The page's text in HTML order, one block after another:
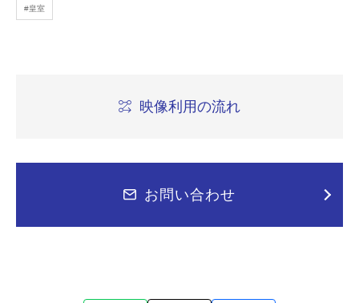
#皇室
映像利用の流れ
お問い合わせ